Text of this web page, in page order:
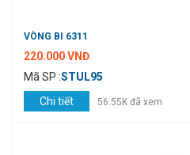
VÒNG BI 6311
220.000 VNĐ
Mã SP :STUL95
Chi tiết
56.55K đã xem